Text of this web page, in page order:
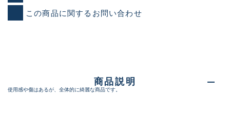
この商品に関するお問い合わせ
商品説明
使用感や傷はあるが、全体的に綺麗な商品です。